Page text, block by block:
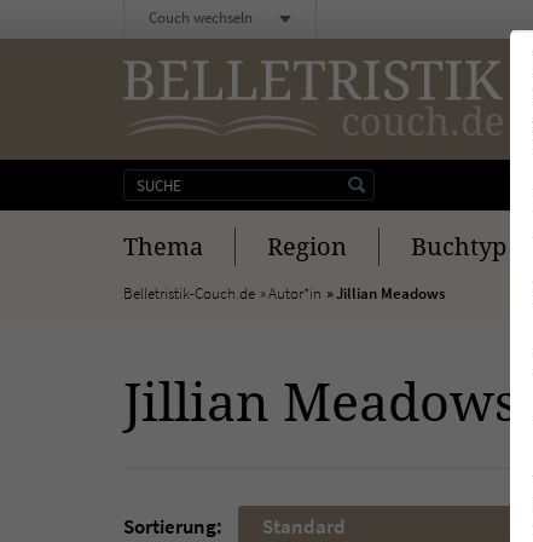
Thema Region Buchtyp
Couch wechseln
Belletristik-Couch.de Autor*in Jillian Meadows
Jillian Meadows
Sortierung:
Standard